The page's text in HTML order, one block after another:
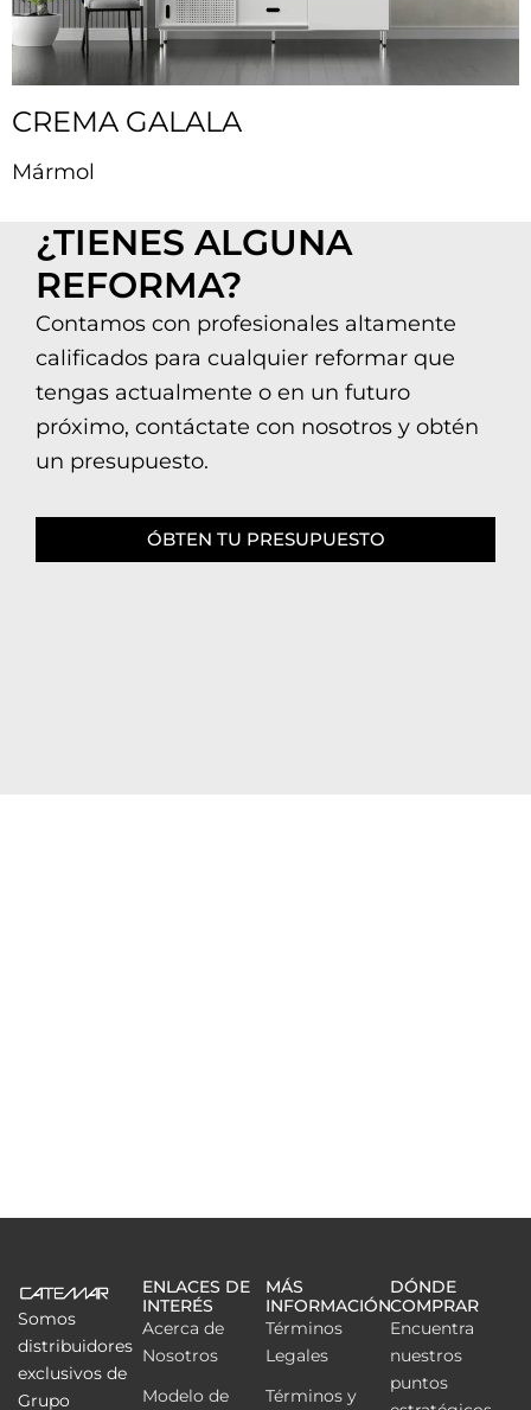
CREMA GALALA
Mármol
¿TIENES ALGUNA
REFORMA?
Contamos con profesionales altamente
calificados para cualquier reformar que
tengas actualmente o en un futuro
próximo, contáctate con nosotros y obtén
un presupuesto.
ÓBTEN TU PRESUPUESTO
Somos
distribuidores
exclusivos de
Grupo
ENLACES DE
INTERÉS
Acerca de
Nosotros
Modelo de
MÁS
INFORMACIÓN
Términos
Legales
Términos y
DÓNDE
COMPRAR
Encuentra
nuestros
puntos